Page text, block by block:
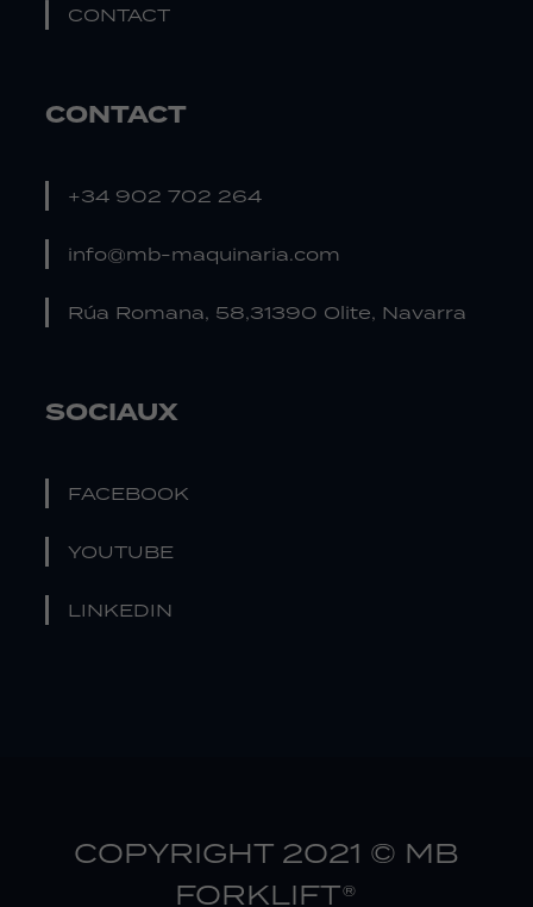
CONTACT
CONTACT
+34 902 702 264
info@mb-maquinaria.com
Rúa Romana, 58,31390 Olite, Navarra
SOCIAUX
FACEBOOK
YOUTUBE
LINKEDIN
COPYRIGHT 2021 © MB
FORKLIFT®